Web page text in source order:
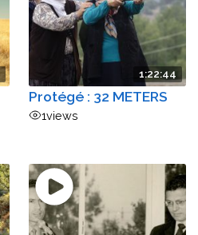
1:22:44
Protégé : 32 METERS
1views